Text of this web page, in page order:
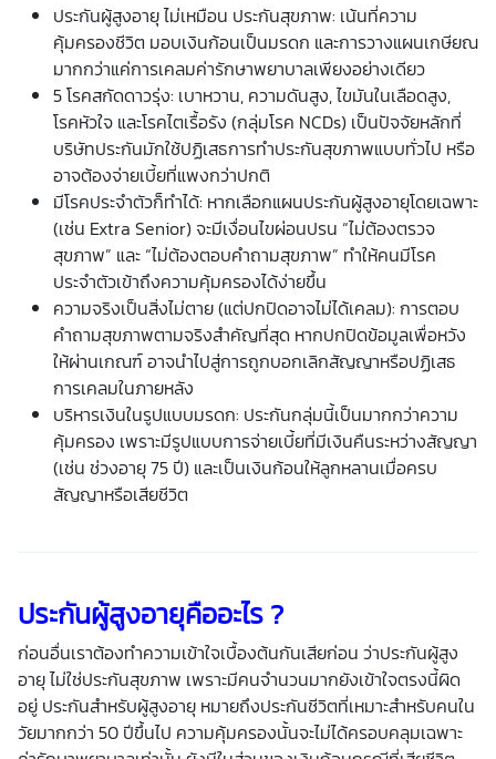
ประกันผู้สูงอายุ ไม่เหมือน ประกันสุขภาพ: เน้นที่ความ
คุ้มครองชีวิต มอบเงินก้อนเป็นมรดก และการวางแผนเกษียณ
มากกว่าแค่การเคลมค่ารักษาพยาบาลเพียงอย่างเดียว
5 โรคสกัดดาวรุ่ง: เบาหวาน, ความดันสูง, ไขมันในเลือดสูง,
โรคหัวใจ และโรคไตเรื้อรัง (กลุ่มโรค NCDs) เป็นปัจจัยหลักที่
บริษัทประกันมักใช้ปฏิเสธการทำประกันสุขภาพแบบทั่วไป หรือ
อาจต้องจ่ายเบี้ยที่แพงกว่าปกติ
มีโรคประจำตัวก็ทำได้: หากเลือกแผนประกันผู้สูงอายุโดยเฉพาะ
(เช่น Extra Senior) จะมีเงื่อนไขผ่อนปรน “ไม่ต้องตรวจ
สุขภาพ” และ “ไม่ต้องตอบคำถามสุขภาพ” ทำให้คนมีโรค
ประจำตัวเข้าถึงความคุ้มครองได้ง่ายขึ้น
ความจริงเป็นสิ่งไม่ตาย (แต่ปกปิดอาจไม่ได้เคลม): การตอบ
คำถามสุขภาพตามจริงสำคัญที่สุด หากปกปิดข้อมูลเพื่อหวัง
ให้ผ่านเกณฑ์ อาจนำไปสู่การถูกบอกเลิกสัญญาหรือปฏิเสธ
การเคลมในภายหลัง
บริหารเงินในรูปแบบมรดก: ประกันกลุ่มนี้เป็นมากกว่าความ
คุ้มครอง เพราะมีรูปแบบการจ่ายเบี้ยที่มีเงินคืนระหว่างสัญญา
(เช่น ช่วงอายุ 75 ปี) และเป็นเงินก้อนให้ลูกหลานเมื่อครบ
สัญญาหรือเสียชีวิต
ประกันผู้สูงอายุคืออะไร ?
ก่อนอื่นเราต้องทำความเข้าใจเบื้องต้นกันเสียก่อน ว่าประกันผู้สูง
อายุไม่ใช่ประกันสุขภาพ เพราะมีคนจำนวนมากยังเข้าใจตรงนี้ผิด
อยู่ ประกันสำหรับผู้สูงอายุ หมายถึงประกันชีวิตที่เหมาะสำหรับคนใน
วัยมากกว่า 50 ปีขึ้นไป ความคุ้มครองนั้นจะไม่ได้ครอบคลุมเฉพาะ